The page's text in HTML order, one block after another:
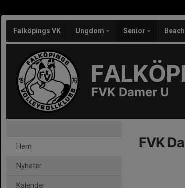
Falköpings VK Ungdom Senior
FVK Damer U
Hem
Nyheter
Kalender
FVK